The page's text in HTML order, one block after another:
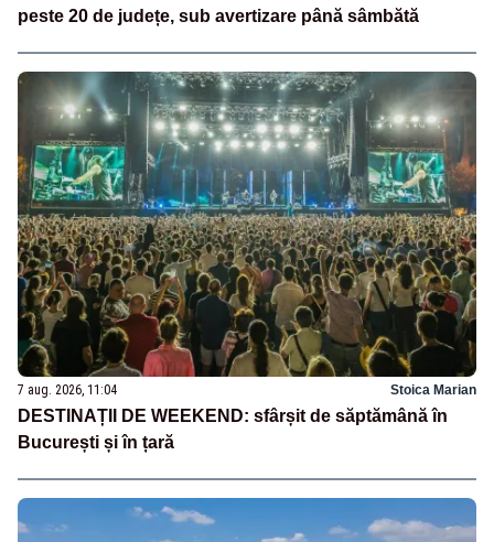
peste 20 de județe, sub avertizare până sâmbătă
7 aug. 2026, 11:04 Stoica Marian
DESTINAȚII DE WEEKEND: sfârșit de săptămână în
București și în țară